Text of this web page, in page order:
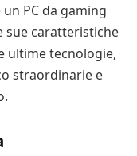
PC da gaming
sue caratteristiche
ultime tecnologie,
straordinarie e